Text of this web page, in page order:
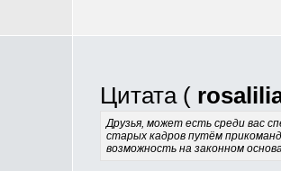
Цитата (
Друзья, может есть среди вас
старых кадров путём
возможность на законном